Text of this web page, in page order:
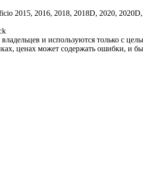
2015, 2016, 2018, 2018D, 2020,
и используются только с
ценах может содержать ошибки, и